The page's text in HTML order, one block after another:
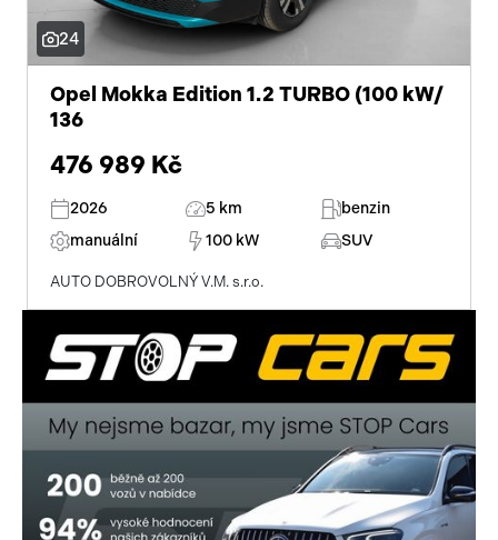
24
Opel Mokka Edition 1.2 TURBO (100 kW/
136
476 989 Kč
2026 5 km
benzin
manuální
100 kW SUV
AUTO DOBROVOLNÝ V.M. s.r.o.